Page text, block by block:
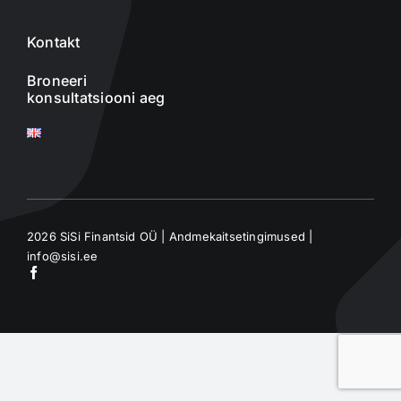
Kontakt
Broneeri
konsultatsiooni aeg
2026 SiSi Finantsid OÜ | Andmekaitsetingimused
info@sisi.ee